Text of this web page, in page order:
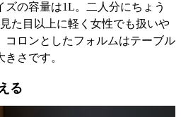
ズの容量は1L。二人分にちょう
た目以上に軽く女性でも扱いや
コロンとしたフォルムはテーブル
さです。
る